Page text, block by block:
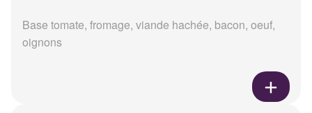
Base tomate, fromage, viande hachée, bacon, oeuf,
oignons